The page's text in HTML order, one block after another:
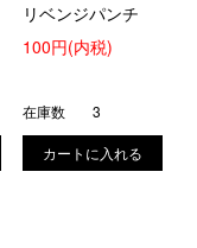
リベンジパンチ
100円(内税)
在庫数 3